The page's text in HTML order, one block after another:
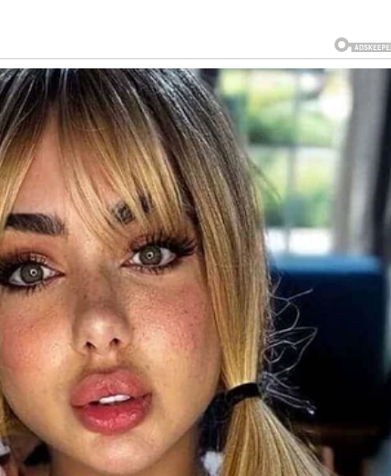
mnogo toga.
vam potpuno okreće život u novom pravcu.
sudbine u ovom periodu.
više nećete moći sakriti.
o čemu ste dugo maštali
trenuci.